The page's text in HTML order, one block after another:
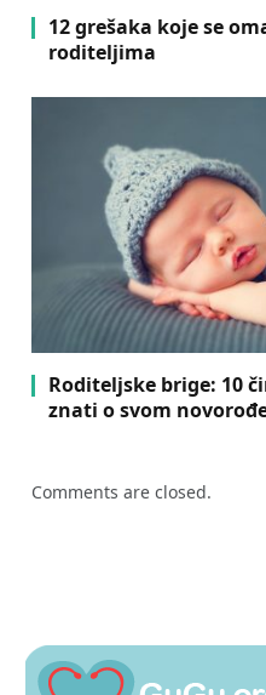
12 grešaka koje se
roditeljima
Roditeljske brige: 10
znati o svom
Comments are closed.